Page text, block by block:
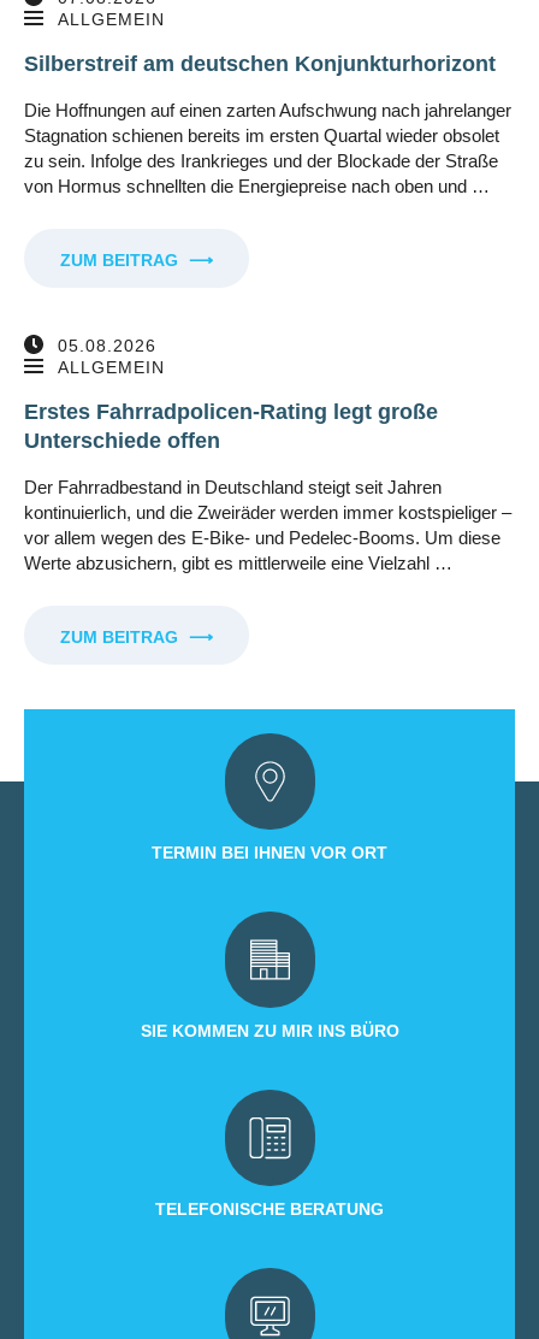
ALLGEMEIN
Silberstreif am deutschen Konjunkturhorizont
Die Hoffnungen auf einen zarten Aufschwung nach jahrelanger
Stagnation schienen bereits im ersten Quartal wieder obsolet
zu sein. Infolge des Irankrieges und der Blockade der Straße
von Hormus schnellten die Energiepreise nach oben und …
ZUM BEITRAG ⟶
05.08.2026
ALLGEMEIN
Erstes Fahrradpolicen-Rating legt große
Unterschiede offen
Der Fahrradbestand in Deutschland steigt seit Jahren
kontinuierlich, und die Zweiräder werden immer kostspieliger –
vor allem wegen des E-Bike- und Pedelec-Booms. Um diese
Werte abzusichern, gibt es mittlerweile eine Vielzahl …
ZUM BEITRAG ⟶
TERMIN BEI IHNEN VOR ORT
SIE KOMMEN ZU MIR INS BÜRO
TELEFONISCHE BERATUNG